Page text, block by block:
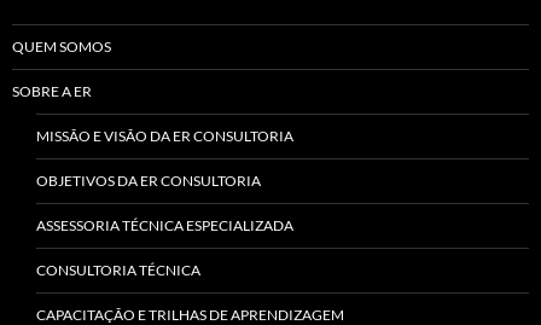
QUEM SOMOS
SOBRE A ER
MISSÃO E VISÃO DA ER CONSULTORIA
OBJETIVOS DA ER CONSULTORIA
ASSESSORIA TÉCNICA ESPECIALIZADA
CONSULTORIA TÉCNICA
CAPACITAÇÃO E TRILHAS DE APRENDIZAGEM